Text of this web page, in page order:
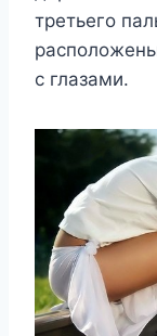
третьегο
с глазами.